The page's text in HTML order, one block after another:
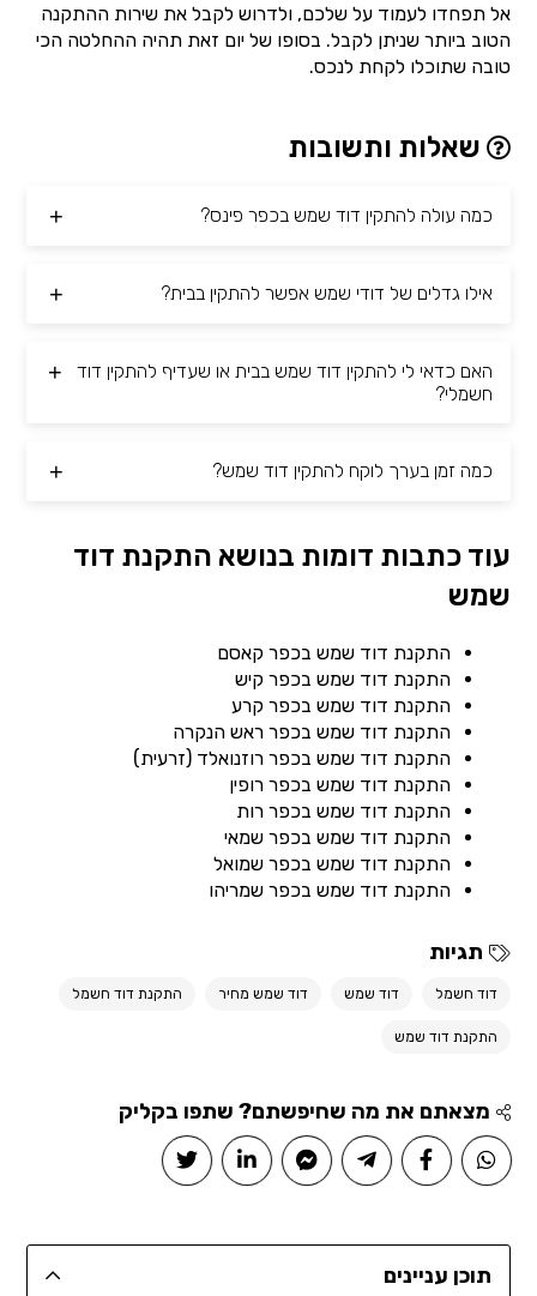
אל תפחדו לעמוד על שלכם, ולדרוש לקבל את שירות ההתקנה
הטוב ביותר שניתן לקבל. בסופו של יום זאת תהיה ההחלטה הכי
טובה שתוכלו לקחת לנכס.
שאלות ותשובות
כמה עולה להתקין דוד שמש בכפר פינס?
אילו גדלים של דודי שמש אפשר להתקין בבית?
האם כדאי לי להתקין דוד שמש בבית או שעדיף להתקין דוד
חשמלי?
כמה זמן בערך לוקח להתקין דוד שמש?
עוד כתבות דומות בנושא התקנת דוד
שמש
התקנת דוד שמש בכפר קאסם
התקנת דוד שמש בכפר קיש
התקנת דוד שמש בכפר קרע
התקנת דוד שמש בכפר ראש הנקרה
התקנת דוד שמש בכפר רוזנואלד (זרעית)
התקנת דוד שמש בכפר רופין
התקנת דוד שמש בכפר רות
התקנת דוד שמש בכפר שמאי
התקנת דוד שמש בכפר שמואל
התקנת דוד שמש בכפר שמריהו
תגיות
דוד חשמל דוד שמש דוד שמש מחיר התקנת דוד חשמל
התקנת דוד שמש
מצאתם את מה שחיפשתם? שתפו בקליק
תוכן עניינים